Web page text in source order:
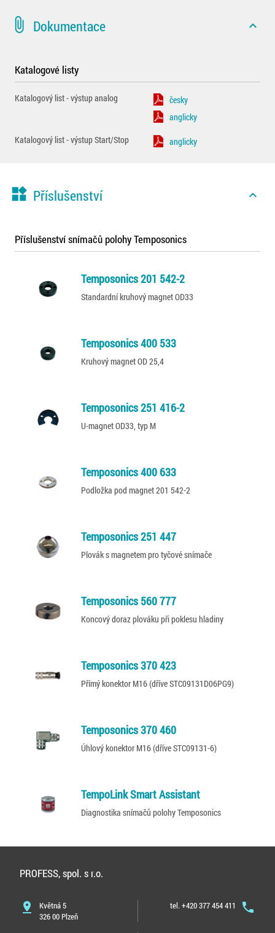
attach_file Dokumentace expand_less
Katalogové listy
Katalogový list - výstup analog
česky
anglicky
Katalogový list - výstup Start/Stop
anglicky
widgets Příslušenství expand_less
Příslušenství snímačů polohy Temposonics
Temposonics 201 542-2
Standardní kruhový magnet OD33
Temposonics 400 533
Kruhový magnet OD 25,4
Temposonics 251 416-2
U-magnet OD33, typ M
Temposonics 400 633
Podložka pod magnet 201 542-2
Temposonics 251 447
Plovák s magnetem pro tyčové snímače
Temposonics 560 777
Koncový doraz plováku při poklesu hladiny
Temposonics 370 423
Přímý konektor M16 (dříve STC09131D06PG9)
Temposonics 370 460
Úhlový konektor M16 (dříve STC09131-6)
TempoLink Smart Assistant
Diagnostika snímačů polohy Temposonics
PROFESS, spol. s r.o.
pin_drop
Květná 5
326 00 Plzeň
phone
tel. +420 377 454 411